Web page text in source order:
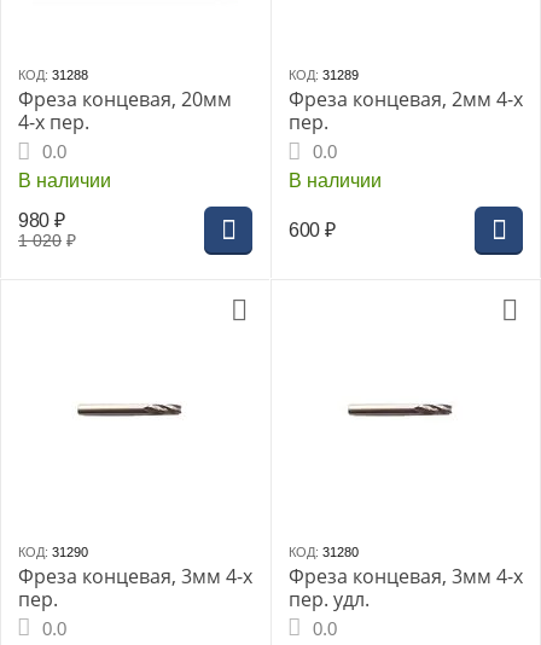
КОД: 31288
Фреза концевая, 20мм
4-х пер.
0.0
В наличии
1 020 ₽
980 ₽
КОД: 31289
Фреза концевая, 2мм 4-х
пер.
0.0
В наличии
600 ₽
КОД: 31290
Фреза концевая, 3мм 4-х
пер.
0.0
КОД: 31280
Фреза концевая, 3мм 4-х
пер. удл.
0.0